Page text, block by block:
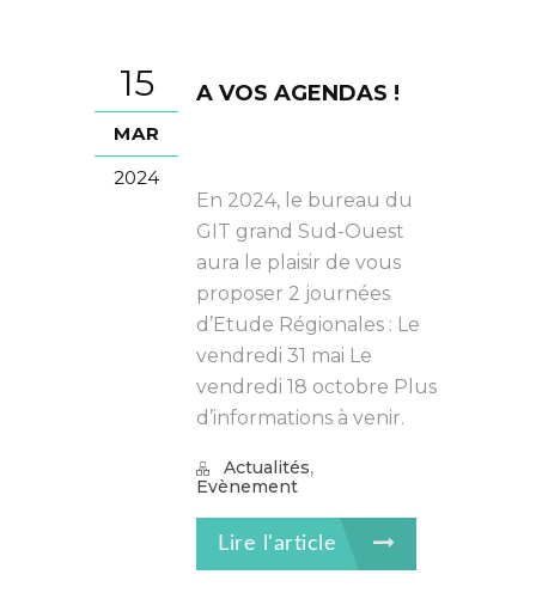
15
MAR
2024
A VOS AGENDAS !
En 2024, le bureau du
GIT grand Sud-Ouest
aura le plaisir de vous
proposer 2 journées
d’Etude Régionales : Le
vendredi 31 mai Le
vendredi 18 octobre Plus
d’informations à venir.
Actualités,
Evènement
Lire l'article